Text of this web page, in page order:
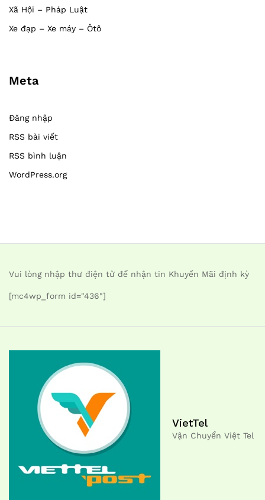
Xã Hội – Pháp Luật
Xe đạp – Xe máy – Ôtô
Meta
Đăng nhập
RSS bài viết
RSS bình luận
WordPress.org
Vui lòng nhập thư điện tử để nhận tin Khuyến Mãi định kỳ
[mc4wp_form id="436"]
VietTel
Vận Chuyển Việt Tel